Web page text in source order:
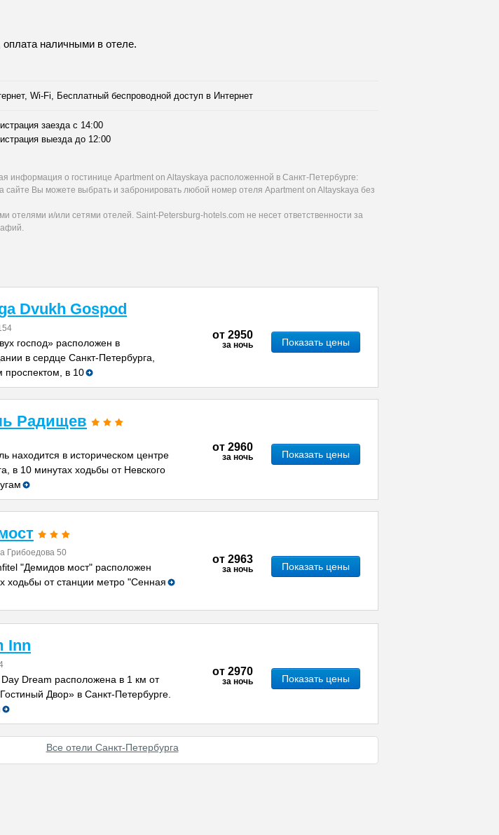
наличными в отеле.
Wi-Fi, Бесплатный беспроводной доступ в Интернет
заезда с 14:00
выезда до 12:00
информация о гостинице Apartment on Altayskaya расположенной в Санкт-Петербурге:
сайте Вы можете выбрать и забронировать любой номер отеля Apartment on Altayskaya без
отелями и/или сетями отелей. Saint-Petersburg-hotels.com не несет ответственности за
Dvukh Gospod
господ» расположен в
в сердце Санкт-Петербурга,
проспектом, в 10
от 2950
за ночь Показать цены
Радищев
находится в историческом центре
в 10 минутах ходьбы от Невского
от 2960
за ночь Показать цены
Грибоедова 50
"Демидов мост" расположен
ходьбы от станции метро "Сенная
от 2963
за ночь Показать цены
Inn
Dream расположена в 1 км от
Двор» в Санкт-Петербурге.
от 2970
за ночь Показать цены
Все отели Санкт-Петербурга